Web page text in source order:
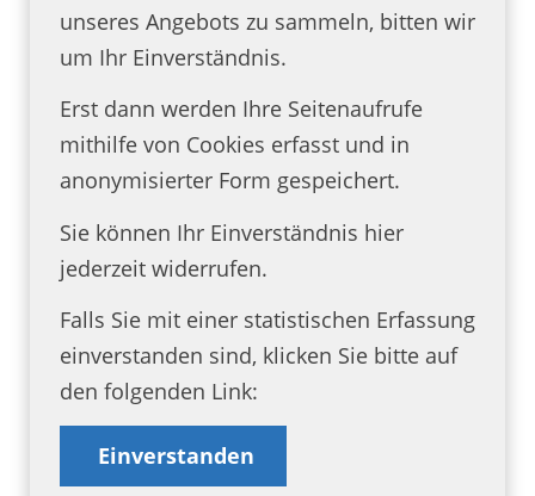
unseres Angebots zu sammeln, bitten wir
um Ihr Einverständnis.
Erst dann werden Ihre Seitenaufrufe
mithilfe von Cookies erfasst und in
anonymisierter Form gespeichert.
Sie können Ihr Einverständnis hier
jederzeit widerrufen.
Falls Sie mit einer statistischen Erfassung
einverstanden sind, klicken Sie bitte auf
den folgenden Link:
Einverstanden